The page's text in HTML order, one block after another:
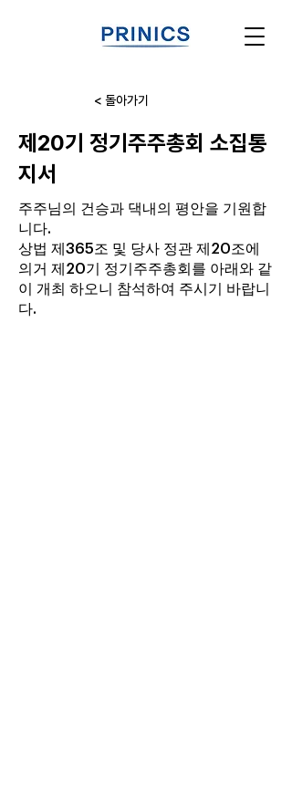
< 돌아가기
제20기 정기주주총회 소집통
지서
주주님의 건승과 댁내의 평안을 기원합
니다.
상법 제365조 및 당사 정관 제20조에
의거 제20기 정기주주총회를 아래와 같
이 개최 하오니 참석하여 주시기 바랍니
다.